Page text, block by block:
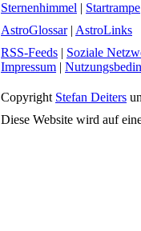
Sternenhimmel | Startrampe
AstroGlossar| AstroLinks
RSS-Feeds | Soziale
Impressum |
Copyright Stefan Deiters
Diese Website wird auf